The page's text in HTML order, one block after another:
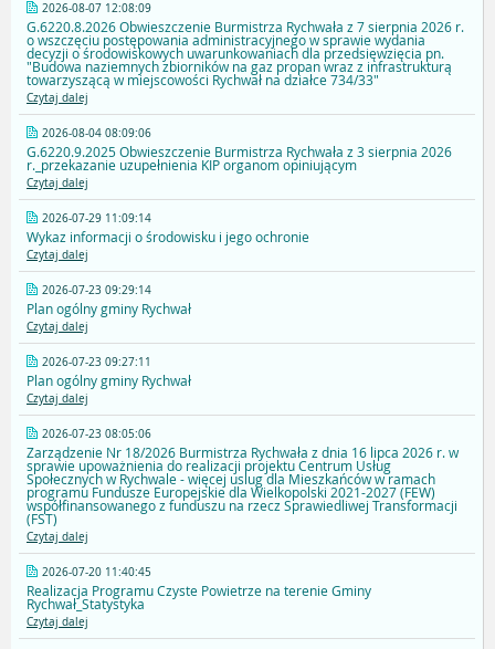
2026-08-07 12:08:09
G.6220.8.2026 Obwieszczenie Burmistrza Rychwała z 7 sierpnia 2026 r.
o wszczęciu postępowania administracyjnego w sprawie wydania
decyzji o środowiskowych uwarunkowaniach dla przedsięwzięcia pn.
"Budowa naziemnych zbiorników na gaz propan wraz z infrastrukturą
towarzyszącą w miejscowości Rychwał na działce 734/33"
Czytaj dalej
2026-08-04 08:09:06
G.6220.9.2025 Obwieszczenie Burmistrza Rychwała z 3 sierpnia 2026
r._przekazanie uzupełnienia KIP organom opiniującym
Czytaj dalej
2026-07-29 11:09:14
Wykaz informacji o środowisku i jego ochronie
Czytaj dalej
2026-07-23 09:29:14
Plan ogólny gminy Rychwał
Czytaj dalej
2026-07-23 09:27:11
Plan ogólny gminy Rychwał
Czytaj dalej
2026-07-23 08:05:06
Zarządzenie Nr 18/2026 Burmistrza Rychwała z dnia 16 lipca 2026 r. w
sprawie upoważnienia do realizacji projektu Centrum Usług
Społecznych w Rychwale - więcej uslug dla Mieszkańców w ramach
programu Fundusze Europejskie dla Wielkopolski 2021-2027 (FEW)
współfinansowanego z funduszu na rzecz Sprawiedliwej Transformacji
(FST)
Czytaj dalej
2026-07-20 11:40:45
Realizacja Programu Czyste Powietrze na terenie Gminy
Rychwał_Statystyka
Czytaj dalej